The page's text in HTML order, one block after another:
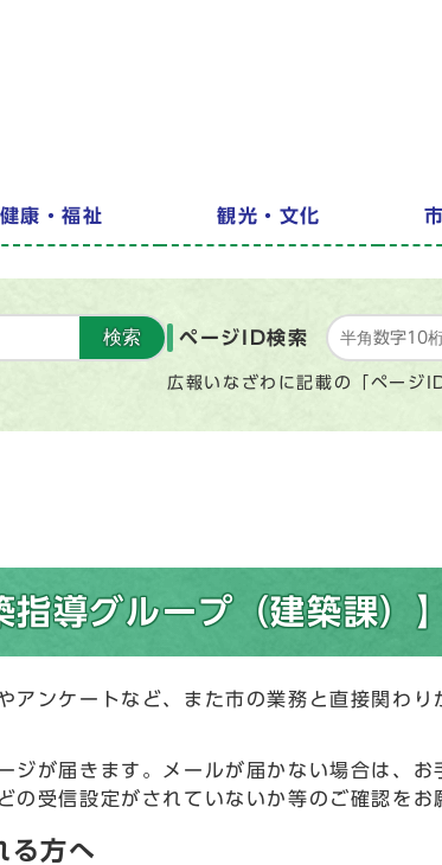
健康・福祉 観光・文化
検索 ページID検索
広報いなざわに記載の「ページ
指導グループ（建築課
アンケートなど、また市の業務と直接関わ
ジが届きます。メールが届かない場合は、
受信設定がされていないか等のご確認をお
る方へ